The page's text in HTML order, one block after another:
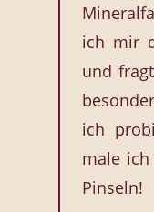
ich mir
und
ich
male
Pinseln!